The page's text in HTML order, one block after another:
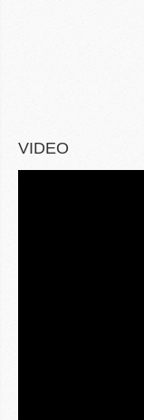
VIDEO